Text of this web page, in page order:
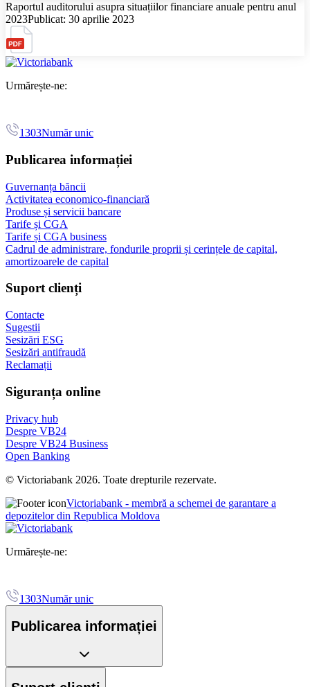
Raportul auditorului asupra situațiilor financiare anuale pentru anul
2023Publicat: 30 aprilie 2023
Urmărește-ne:
1303Număr unic
Publicarea informației
Guvernanța băncii
Activitatea economico-financiară
Produse și servicii bancare
Tarife și CGA
Tarife și CGA business
Cadrul de administrare, fondurile proprii și cerințele de capital,
amortizoarele de capital
Suport clienți
Contacte
Sugestii
Sesizări ESG
Sesizări antifraudă
Reclamații
Siguranța online
Privacy hub
Despre VB24
Despre VB24 Business
Open Banking
© Victoriabank 2026. Toate drepturile rezervate.
Victoriabank - membră a schemei de garantare a
depozitelor din Republica Moldova
Urmărește-ne:
1303Număr unic
Publicarea informației